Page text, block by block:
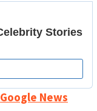
Google News